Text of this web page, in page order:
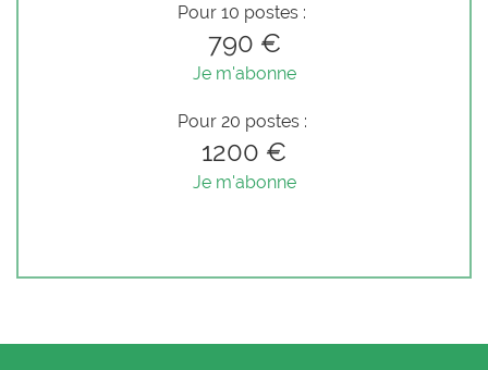
Pour 10 postes :
790 €
Je m'abonne
Pour 20 postes :
1200 €
Je m'abonne